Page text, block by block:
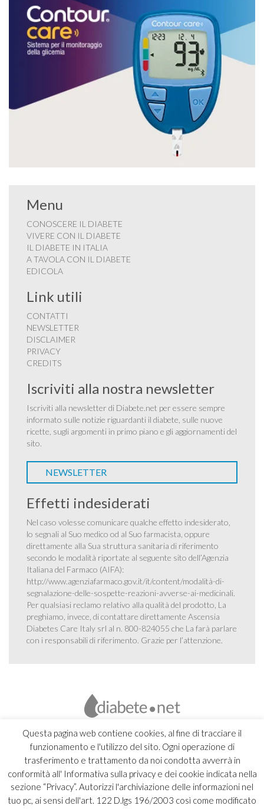
Questa pagina web contiene cookies, al fine di tracciare il
funzionamento e l'utilizzo del sito. Ogni operazione di
trasferimento e trattamento da noi condotta avverrà in
conformità all' Informativa sulla privacy e dei cookie indicata nella
sezione “Privacy”. Autorizzi l'archiviazione delle informazioni nel
tuo pc, ai sensi dell'art. 122 D.lgs 196/2003 così come modificato
Menu
CONOSCERE IL DIABETE
VIVERE CON IL DIABETE
IL DIABETE IN ITALIA
A TAVOLA CON IL DIABETE
EDICOLA
Link utili
CONTATTI
NEWSLETTER
DISCLAIMER
PRIVACY
CREDITS
Iscriviti alla nostra newsletter
Iscriviti alla newsletter di Diabete.net per essere sempre
informato sulle notizie riguardanti il diabete, sulle nuove
ricette, sugli argomenti in primo piano e gli aggiornamenti del
sito.
NEWSLETTER
Effetti indesiderati
Nel caso volesse comunicare qualche effetto indesiderato,
lo segnali al Suo medico od al Suo farmacista, oppure
direttamente alla Sua struttura sanitaria di riferimento
secondo le modalità riportate al seguente sito dell’Agenzia
Italiana del Farmaco (AIFA):
http://www.agenziafarmaco.gov.it/it/content/modalità-di-
segnalazione-delle-sospette-reazioni-avverse-ai-medicinali.
Per qualsiasi reclamo relativo alla qualità del prodotto, La
preghiamo, invece, di contattare direttamente Ascensia
Diabetes Care Italy srl al n. 800-824055 che La farà parlare
con i responsabili di riferimento. Grazie per l’attenzione.